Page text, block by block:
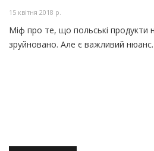
15 квітня 2018 р.
Міф про те, що польські продукти
зруйновано. Але є важливий